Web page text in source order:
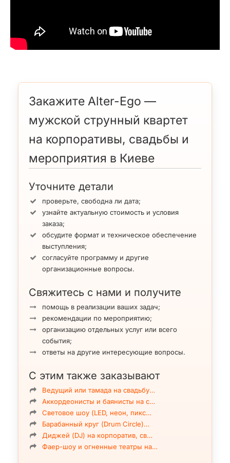
Закажите Alter-Ego —
мужской струнный квартет
на корпоративы, свадьбы и
мероприятия в Киеве
Уточните детали
проверьте, свободна ли дата;
узнайте актуальную стоимость и условия
заказа;
обсудите формат и техническое обеспечение
выступления;
согласуйте программу и другие
организационные вопросы.
Свяжитесь с нами и получите
помощь в реализации ваших задач;
рекомендации по мероприятию;
организацию отдельных услуг или всего
события;
ответы на другие интересующие вопросы.
С этим также заказывают
Ведущий или тамада на свадьбу…
Аккордеонисты и баянисты на с…
Световое шоу (LED, неон, пикс…
Барабанный круг (Drum Circle)…
Диджей (DJ) на корпоратив, св…
Фаер-шоу и огненные театры на…